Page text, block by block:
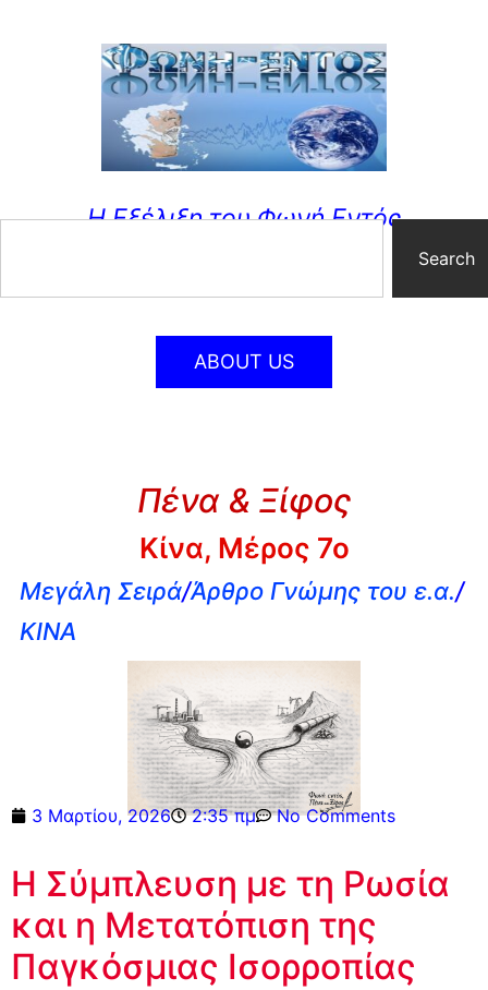
Η Εξέλιξη του Φωνή Εντός
Search
ABOUT US
Πένα & Ξίφος
Κίνα, Μέρος 7ο
Μεγάλη Σειρά/Άρθρο Γνώμης του ε.α./
ΚΙΝΑ
3 Μαρτίου, 2026 2:35 πμ No Comments
Η Σύμπλευση με τη Ρωσία
και η Μετατόπιση της
Παγκόσμιας Ισορροπίας